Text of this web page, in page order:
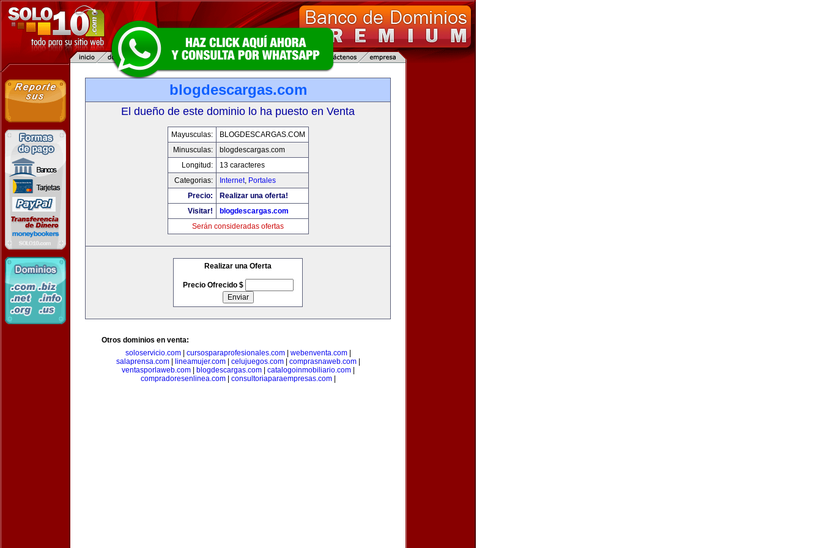
blogdescargas.com
El dueño de este dominio lo ha puesto en Venta
Mayusculas:
BLOGDESCARGAS.COM
Minusculas:
blogdescargas.com
Longitud:
13 caracteres
Categorias:
Internet, Portales
Precio:
Realizar una oferta!
Visitar!
blogdescargas.com
Serán consideradas ofertas
Realizar una Oferta
Precio Ofrecido $
Otros dominios en venta:
soloservicio.com| cursosparaprofesionales.com| webenventa.com|
salaprensa.com| lineamujer.com| celujuegos.com| comprasnaweb.com|
ventasporlaweb.com| blogdescargas.com| catalogoinmobiliario.com|
compradoresenlinea.com| consultoriaparaempresas.com|